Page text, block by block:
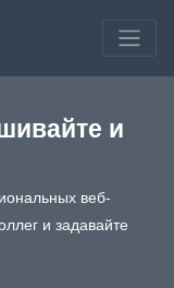
и
веб-
и задавайте